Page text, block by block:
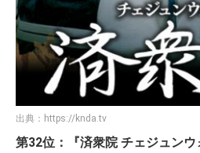
出典： https://knda.tv
第32位：『済衆院 チェジュンウ